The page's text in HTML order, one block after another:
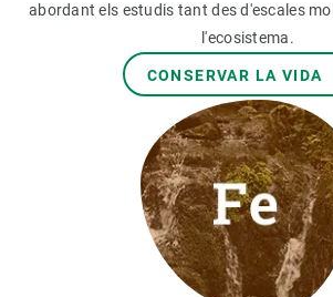
abordant els estudis tant des d'escales
l'ecosistema.
CONSERVAR LA VIDA